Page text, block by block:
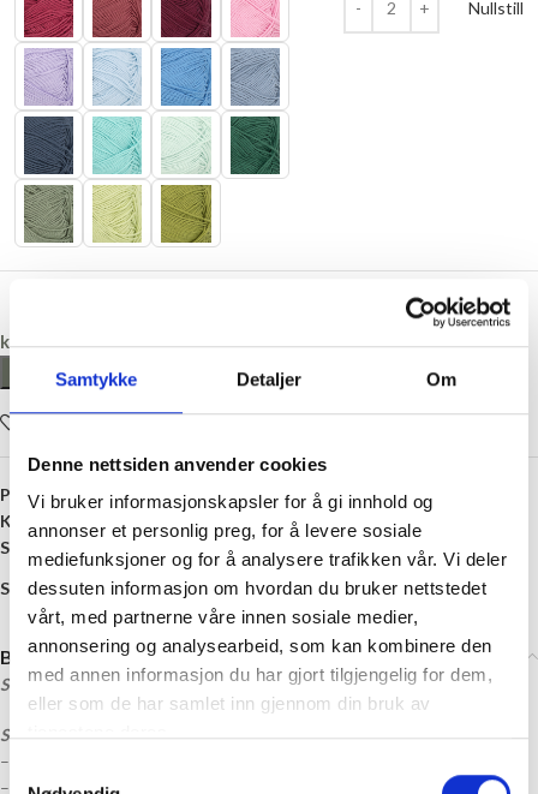
Samtykke Detaljer Om
Denne nettsiden anvender cookies
Vi bruker informasjonskapsler for å gi innhold og
annonser et personlig preg, for å levere sosiale
mediefunksjoner og for å analysere trafikken vår. Vi deler
dessuten informasjon om hvordan du bruker nettstedet
vårt, med partnerne våre innen sosiale medier,
annonsering og analysearbeid, som kan kombinere den
med annen informasjon du har gjort tilgjengelig for dem,
eller som de har samlet inn gjennom din bruk av
Nullstill
kr150,00
LEGG I HANDLEKURV
Produktnummer:SG-GARN-MP
Kategori:
Sandnes Garn
Stikkord:
27 masker 3 mm, Bomull
Share:
Beskrivelse
Strikkepakke til 2505 Nr. 2 – Bunny Shorts Baby fra Sandnes Garn
Strikkepakken inneholder:
– Garn
– Oppskrift